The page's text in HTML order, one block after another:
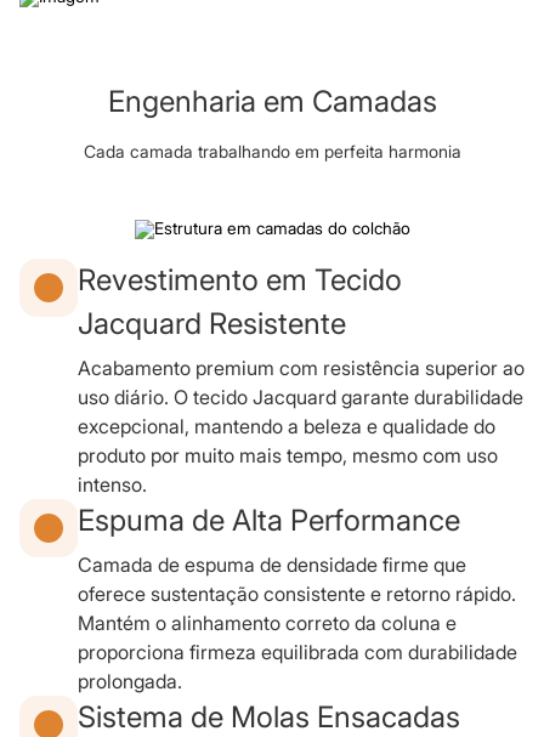
Engenharia em Camadas
Cada camada trabalhando em perfeita harmonia
Revestimento em Tecido
Jacquard Resistente
Acabamento premium com resistência superior ao
uso diário. O tecido Jacquard garante durabilidade
excepcional, mantendo a beleza e qualidade do
produto por muito mais tempo, mesmo com uso
intenso.
Espuma de Alta Performance
Camada de espuma de densidade firme que
oferece sustentação consistente e retorno rápido.
Mantém o alinhamento correto da coluna e
proporciona firmeza equilibrada com durabilidade
prolongada.
Sistema de Molas Ensacadas